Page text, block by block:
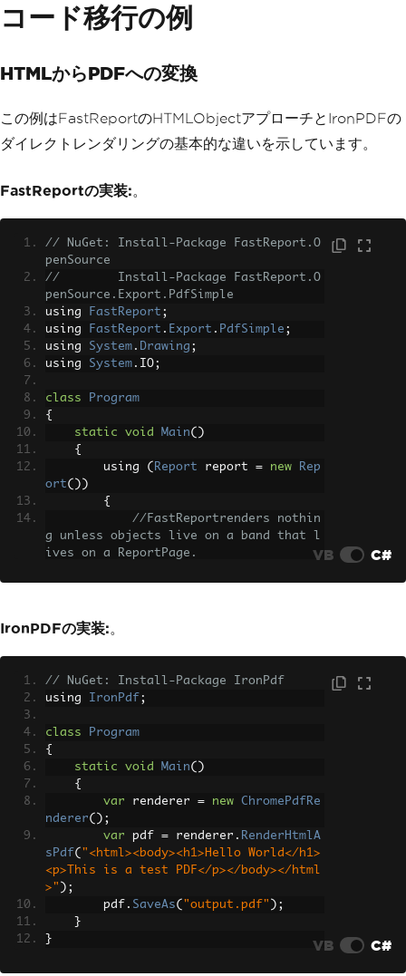
コード移行の例
HTMLからPDFへの変換
この例はFastReportのHTMLObjectアプローチとIronPDFの
ダイレクトレンダリングの基本的な違いを示しています。
FastReportの実装:。
// NuGet: Install-Package FastReport.O
penSource
//        Install-Package FastReport.O
penSource.Export.PdfSimple
using
FastReport ;
using
FastReport . Export . PdfSimple ;
using System . Drawing ;
using System . IO;
class
Program
{
static
void Main()
{
        using
( Report report = new
Rep
ort())
{
//FastReportrenders nothin
g unless objects live on a band that l
ives on a ReportPage.
ortTitleBand
ers
* 100 };
// Create HTML object (Fas
tReport class is HtmlObject)
w
HtmlObject
            htmlObject
ctangleF
.Millimeters
Millimeters
);
body><h1>Hello World</h1><p>This is a
test PDF</p></body></html>"
            page
. ReportTitle Objects
A
dd (
. Prepare ();
// PDFSimpleExport rasteri
VB C#
IronPDFの実装:。
// NuGet: Install-Package IronPdf
using IronPdf ;
class
Program
{
static
void Main()
{
var renderer = new
ChromePdfRe
nderer();
var pdf = renderer . RenderHtmlA
sPdf( "<html><body><h1>Hello World</h1>
<p>This is a test PDF</p></body></html
>" );
        pdf
. SaveAs( "output.pdf" );
}
}
VB C#